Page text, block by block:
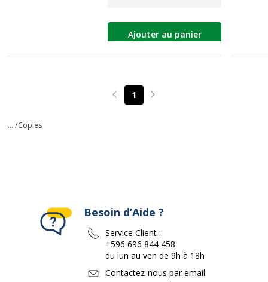
Ajouter au panier
Page précédente
1 Page suivante
... /Copies
Besoin d’Aide ?
Service Client :
+596 696 844 458
du lun au ven de 9h à 18h
Contactez-nous par email